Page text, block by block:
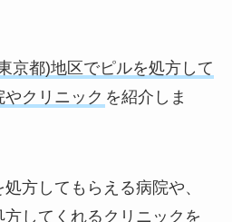
京都)地区でピルを処方して
クリニック を紹介しま
方してもらえる病院や、
してくれるクリニックを